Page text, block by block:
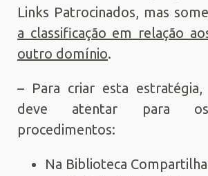
Links Patrocinados, mas
a classificação em relação
outro domínio.
– Para criar esta estratégia,
deve atentar para os
procedimentos:
Na Biblioteca